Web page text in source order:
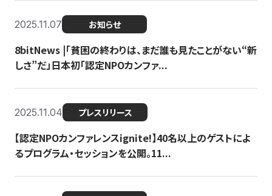
2025.11.07 お知らせ
8bitNews |「貧困の終わりは、まだ誰も見たことがない“新
しさ”だ」日本初「認定NPOカンファ...
2025.11.04 プレスリリース
【認定NPOカンファレンスignite!】40名以上のゲストによ
るプログラム・セッションを公開。11...